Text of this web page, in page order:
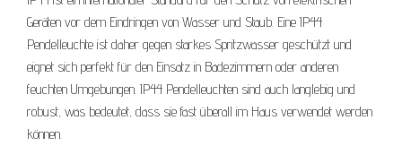
Geräten vor dem Eindringen von Wasser und Staub. Eine IP44
Pendelleuchte ist daher gegen starkes Spritzwasser geschützt und
eignet sich perfekt für den Einsatz in Badezimmern oder anderen
feuchten Umgebungen. IP44 Pendelleuchten sind auch langlebig und
robust, was bedeutet, dass sie fast überall im Haus verwendet werden
können.